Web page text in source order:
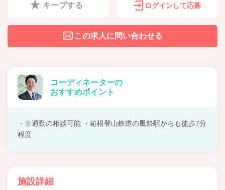
キープする ログインして応募
この求人に問い合わせる
コーディネーターの
おすすめポイント
・車通勤の相談可能 ・箱根登山鉄道の風祭駅からも徒歩7分
程度
施設詳細